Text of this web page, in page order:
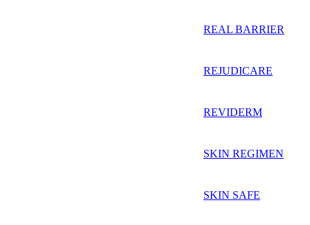
REAL BARRIER
REJUDICARE
REVIDERM
SKIN REGIMEN
SKIN SAFE